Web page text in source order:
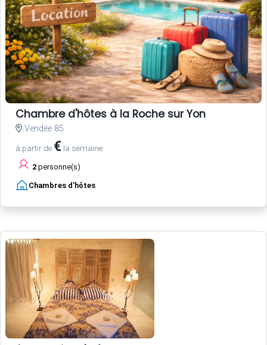
Chambre d'hôtes à la Roche sur Yon
Vendée 85
à partir de € la semaine
2 personne(s)
Chambres d'hôtes